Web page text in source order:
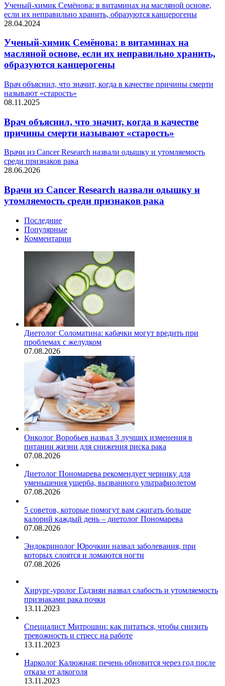
Ученый-химик Семёнова: в витаминах на масляной основе,
если их неправильно хранить, образуются канцерогены
28.04.2024
Ученый-химик Семёнова: в витаминах на
масляной основе, если их неправильно хранить,
образуются канцерогены
Врач объяснил, что значит, когда в качестве причины смерти
называют «старость»
08.11.2025
Врач объяснил, что значит, когда в качестве
причины смерти называют «старость»
Врачи из Cancer Research назвали одышку и утомляемость
среди признаков рака
28.06.2026
Врачи из Cancer Research назвали одышку и
утомляемость среди признаков рака
Последние
Популярные
Комментарии
Диетолог Соломатина: кабачки могут вредить при
проблемах с желудком
07.08.2026
Онколог Воробьев назвал 3 лучших изменения в
питании жизни для снижения риска рака
07.08.2026
Диетолог Пономарева рекомендует чернику для
уменьшения ущерба, вызванного ультрафиолетом
07.08.2026
5 советов, которые помогут вам сжигать больше
калорий каждый день – диетолог Пономарева
07.08.2026
Эндокринолог Юрочкин назвал заболевания, при
которых слоятся и ломаются ногти
07.08.2026
Хирург-уролог Гадзиян назвал слабость и утомляемость
признаками рака почки
13.11.2023
Специалист Митрошин: как питаться, чтобы снизить
тревожность и стресс на работе
13.11.2023
Нарколог Калюжная: печень обновится через год после
отказа от алкоголя
13.11.2023